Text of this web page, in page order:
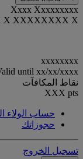
Xxxx Xxxxxxxxx
X XXXXXXXX X
xxxxxxxx
until xx/xx/xxxx
نقاط المكافآت
XXX pts
حساب الولاء
حجوزاتك
تسجيل الخروج